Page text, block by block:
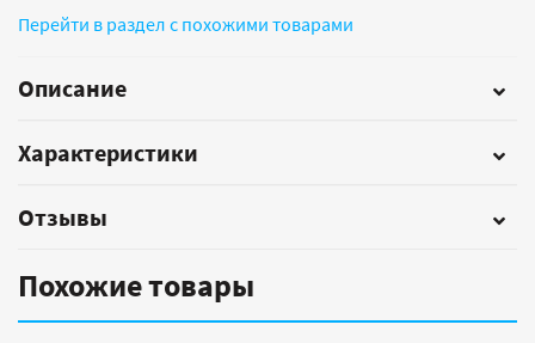
Перейти в раздел с похожими товарами
Описание
Характеристики
Отзывы
Похожие товары